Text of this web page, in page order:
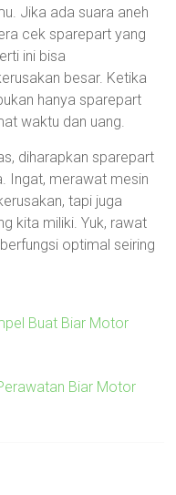
Jika ada suara aneh
cek sparepart yang
ini bisa
besar. Ketika
hanya sparepart
waktu dan uang.
diharapkan sparepart
Ingat, merawat mesin
tapi juga
kita miliki. Yuk, rawat
optimal seiring
Buat Biar Motor
Biar Motor